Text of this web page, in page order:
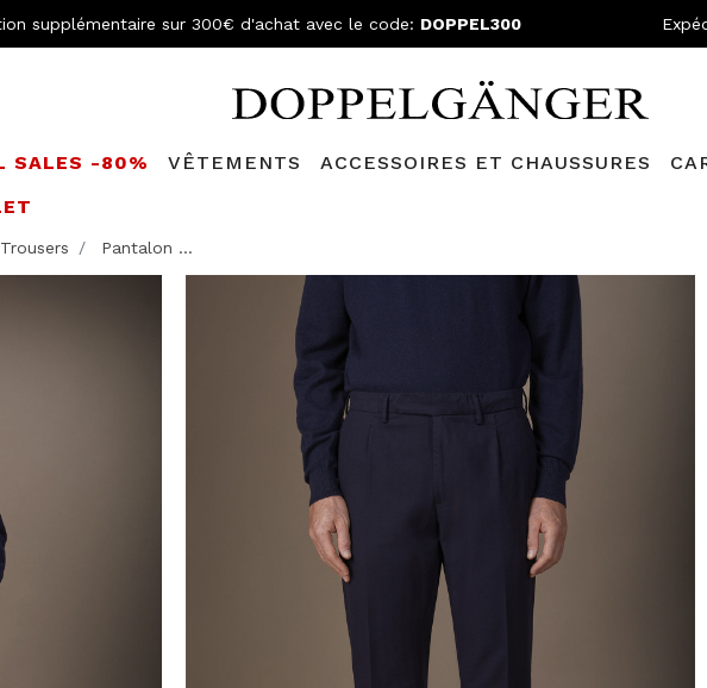
supplémentaire sur 300€ d'achat avec le code: DOPPEL300
SALES -80% VÊTEMENTS ACCESSOIRES ET CHAUSSURES
Rejoignez le
Trousers Pantalon ...